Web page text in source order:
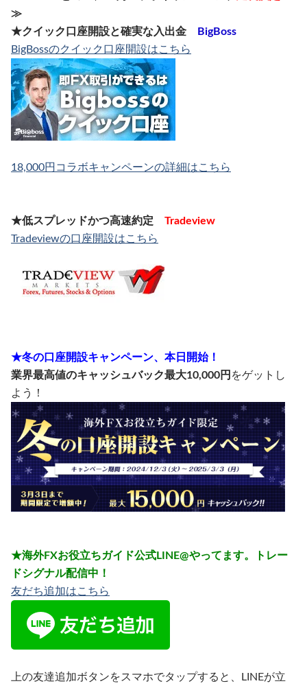
≫
★クイック口座開設と確実な入出金
BigBoss
BigBossのクイック口座開設はこちら
18,000円コラボキャンペーンの詳細はこちら
★低スプレッドかつ高速約定 Tradeview
Tradeviewの口座開設はこちら
★冬の口座開設キャンペーン、本日開始！
業界最高値のキャッシュバック最大10,000円 をゲットし
よう！
★海外FXお役立ちガイド公式LINE@やってます。トレー
ドシグナル配信中！
友だち追加はこちら
上の友達追加ボタンをスマホでタップすると、LINEが立